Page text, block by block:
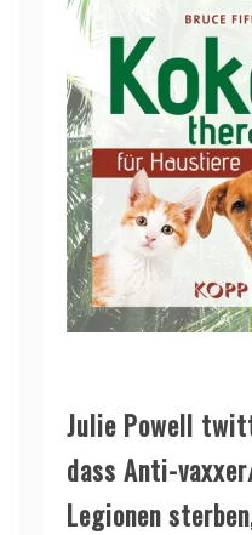
Julie Powell
dass Anti-
Legionen